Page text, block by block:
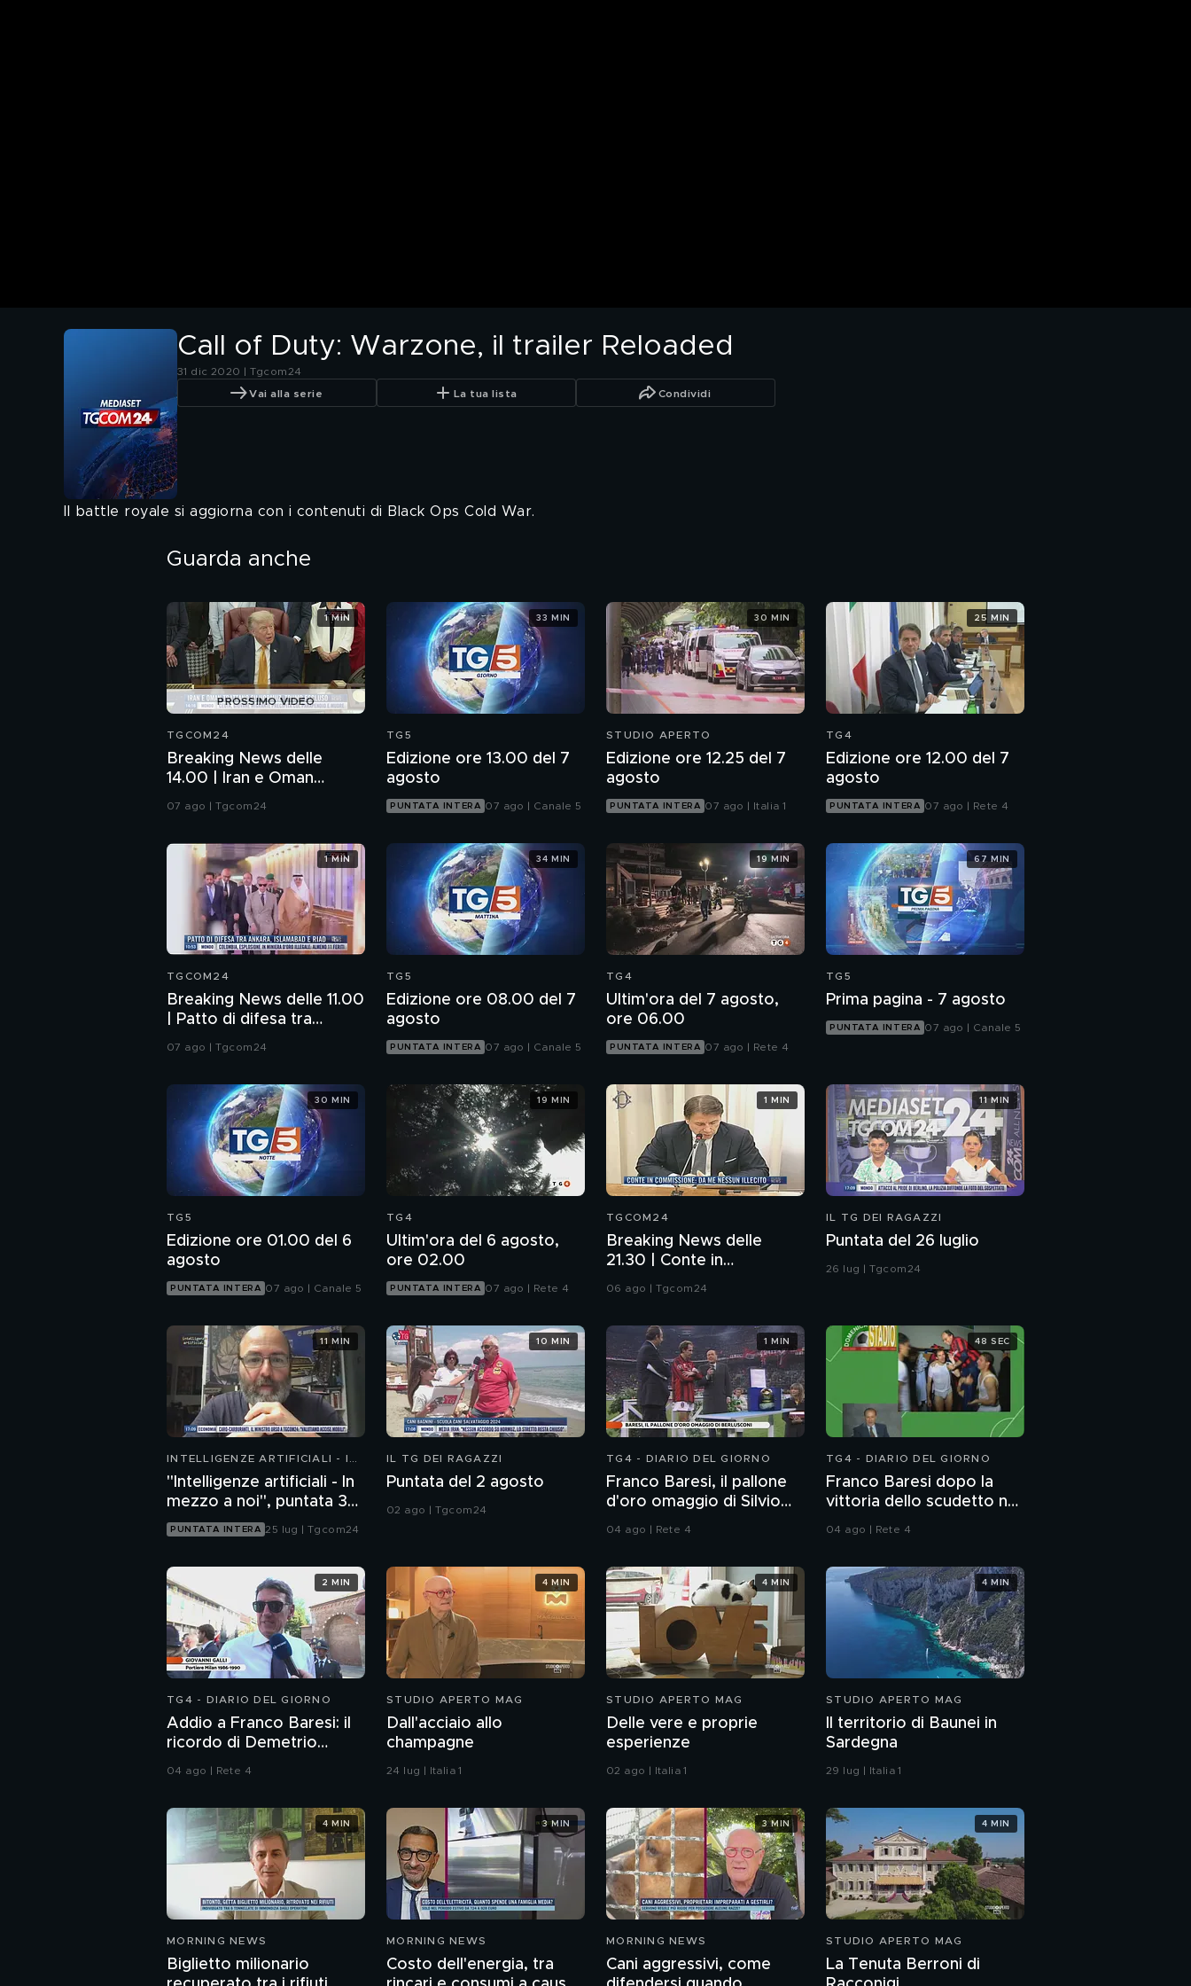
Call of Duty: Warzone, il trailer Reloaded
31 dic 2020 | Tgcom24
Vai alla serie La tua lista Condividi
Il battle royale si aggiorna con i contenuti di Black Ops Cold War.
Guarda anche
PROSSIMO VIDEO
TGCOM24
Breaking News delle
14.00 | Iran e Oman
trattano su Hormuz,
07 ago | Tgcom24
1 MIN
TG5
Edizione ore 13.00 del 7
agosto
PUNTATA INTERA 07 ago | Canale 5
33 MIN
STUDIO APERTO
Edizione ore 12.25 del 7
agosto
PUNTATA INTERA 07 ago | Italia 1
30 MIN
TG4
Edizione ore 12.00 del 7
agosto
PUNTATA INTERA 07 ago | Rete 4
25 MIN
TGCOM24
Breaking News delle 11.00
| Patto di difesa tra
Ankara, Islamabad e Riad
07 ago | Tgcom24
1 MIN
TG5
Edizione ore 08.00 del 7
agosto
PUNTATA INTERA 07 ago | Canale 5
34 MIN
TG4
Ultim'ora del 7 agosto,
ore 06.00
PUNTATA INTERA 07 ago | Rete 4
19 MIN
TG5
Prima pagina - 7 agosto
PUNTATA INTERA 07 ago | Canale 5
67 MIN
TG5
Edizione ore 01.00 del 6
agosto
PUNTATA INTERA 07 ago | Canale 5
30 MIN
TG4
Ultim'ora del 6 agosto,
ore 02.00
PUNTATA INTERA 07 ago | Rete 4
19 MIN
TGCOM24
Breaking News delle
21.30 | Conte in
Commissione: da me
06 ago | Tgcom24
1 MIN
IL TG DEI RAGAZZI
Puntata del 26 luglio
26 lug | Tgcom24
11 MIN
INTELLIGENZE ARTIFICIALI - IN
"Intelligenze artificiali - In
mezzo a noi", puntata 35:
il progetto Glasswing
PUNTATA INTERA 25 lug | Tgcom24
11 MIN
IL TG DEI RAGAZZI
Puntata del 2 agosto
02 ago | Tgcom24
10 MIN
TG4 - DIARIO DEL GIORNO
Franco Baresi, il pallone
d'oro omaggio di Silvio
Berlusconi
04 ago | Rete 4
1 MIN
TG4 - DIARIO DEL GIORNO
Franco Baresi dopo la
vittoria dello scudetto nel
04 ago | Rete 4
48 SEC
TG4 - DIARIO DEL GIORNO
Addio a Franco Baresi: il
ricordo di Demetrio
Albertini, Clarence
04 ago | Rete 4
2 MIN
STUDIO APERTO MAG
Dall'acciaio allo
champagne
24 lug | Italia 1
4 MIN
STUDIO APERTO MAG
Delle vere e proprie
esperienze
02 ago | Italia 1
4 MIN
STUDIO APERTO MAG
Il territorio di Baunei in
Sardegna
29 lug | Italia 1
4 MIN
MORNING NEWS
Biglietto milionario
4 MIN
MORNING NEWS
Costo dell'energia, tra
3 MIN
MORNING NEWS
Cani aggressivi, come
3 MIN
STUDIO APERTO MAG
La Tenuta Berroni di
4 MIN